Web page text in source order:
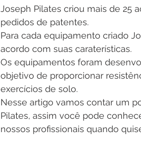
Joseph Pilates criou mais de 25
pedidos de patentes.
Para cada equipamento criado
acordo com suas caraterísticas.
Os equipamentos foram
objetivo de proporcionar
exercícios de solo.
Nesse artigo vamos contar um
Pilates, assim você pode
nossos profissionais quando